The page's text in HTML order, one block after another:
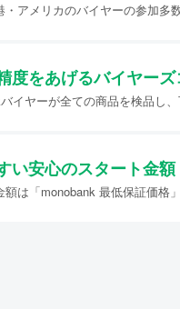
・アメリカのバイヤーの参加多
度をあげるバイヤーズ
イヤーが全ての商品を検品し
い安心のスタート金額
額は「monobank 最低保証価格